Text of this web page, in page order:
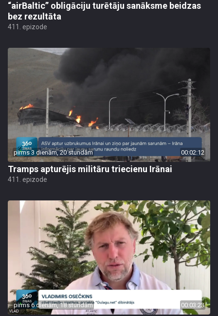
“airBaltic” obligāciju turētāju sanāksme beidzas
bez rezultāta
411. epizode
pirms 3 dienām, 20 stundām 00:02:12
Tramps apturējis militāru triecienu Irānai
411. epizode
pirms 6 dienām, 18 stundām 00:03:23